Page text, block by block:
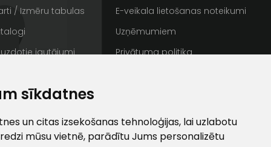
sīkdatnes
un citas izsekošanas tehnoloģijas, lai uzlabotu
mūsu vietnē, parādītu Jums personalizētu
/ Izmēru tabulas
uzdotie jautājumi
Galerija
E-veikala lietošanas noteikumi
Uzņēmumiem
Privātuma politika
privātuma politikai